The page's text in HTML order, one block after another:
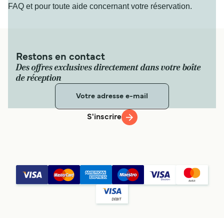
FAQ et pour toute aide concernant votre réservation.
Restons en contact
Des offres exclusives directement dans votre boîte
de réception
S'inscrire